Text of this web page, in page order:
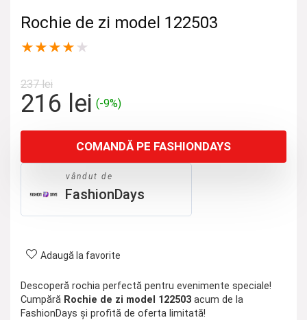
Rochie de zi model 122503
★★★★ ★
237lei
Prețul
a
fost:
237 lei.
216 leiPrețul
este:
216 lei.
(-9%)
COMANDĂ PE FASHIONDAYS
vândut de
FashionDays
Adaugă la favorite
Descoperă rochia perfectă pentru evenimente speciale!
Cumpără Rochie de zi model 122503 acum de la
FashionDays și profită de oferta limitată!